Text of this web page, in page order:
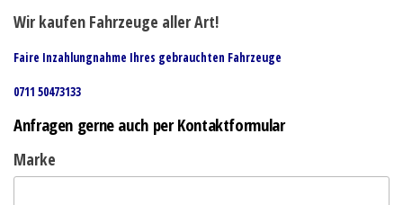
Wir kaufen Fahrzeuge aller Art!
Faire Inzahlungnahme Ihres gebrauchten Fahrzeuge
0711 50473133
Anfragen gerne auch per Kontaktformular
Marke